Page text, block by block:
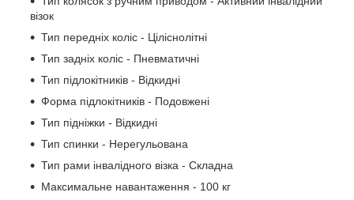
візок
Тип передніх коліс - Ціліснолітні
Тип задніх коліс - Пневматичні
Тип підлокітників - Відкидні
Форма підлокітників - Подовжені
Тип підніжки - Відкидні
Тип спинки - Нерегульована
Тип рами інвалідного візка - Складна
Максимальне навантаження - 100 кг